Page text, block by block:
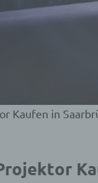
Kaufen in